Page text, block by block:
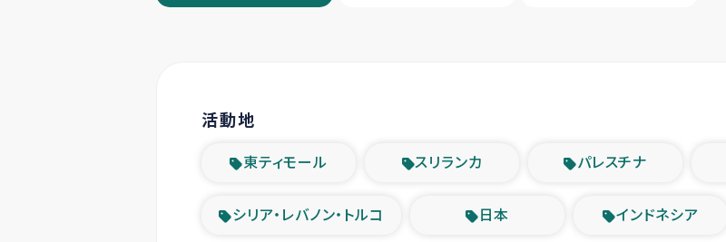
活動地
東ティモール スリランカ パレスチナ
シリア・レバノン・トルコ 日本 インドネシア